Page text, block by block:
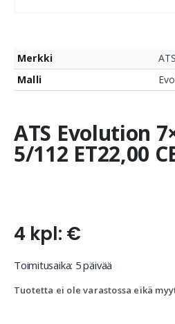
Merkki
ATS
Malli
ATS Evolution
5/112 ET22,00
4 kpl: €
Toimitusaika: 5 päivää
Tuotetta ei ole varastossa eikä